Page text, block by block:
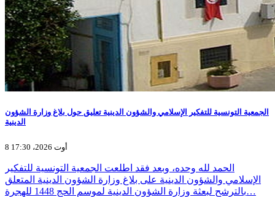
الجمعية التونسية للتفكير الإسلامي والشؤون الدينية تعليق حول بلاغ وزارة الشؤون
الدينية
8 أوت 2026، 17:30
الحمد لله وحده، وبعد فقد اطلعت الجمعية التونسية للتفكير
الإسلامي والشؤون الدينية على بلاغ وزارة الشؤون الدينية المتعلق
بالترشح لبعثة وزارة الشؤون الدينية لموسم الحج 1448 للهجرة…